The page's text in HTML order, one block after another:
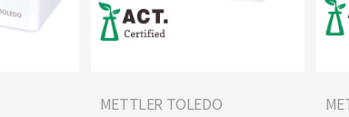
METTLER TOLEDO